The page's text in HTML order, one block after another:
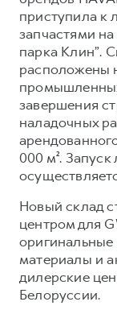
от 2 899 000 ₽
POER
от 3 449 000 ₽
Для малого
Крупным
Система
Сервис для
HAVAL Лизинг
Коллекция CITY
GWM
Гарантия
Мобильное
Программа
Руководства
Подписки
Коллекция
Коллекция
Коллекция
приступила к
запчастями
парка Клин”.
расположены
завершения
наладочных
000 м².
Новый склад
центром для
оригинальные
материалы и
дилерские
Белоруссии.